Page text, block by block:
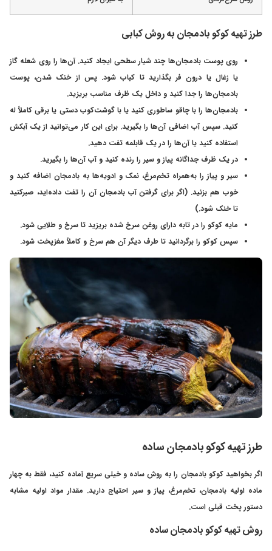
طرز تهیه کوکو بادمجان به روش کبابی
روی پوست بادمجان‌ها چند شیار سطحی ایجاد کنید. آن‌ها را روی شعله گاز
یا زغال یا درون فر بگذارید تا کباب شود. پس از خنک شدن، پوست
بادمجان‌ها را جدا کنید و داخل یک ظرف مناسب بریزید.
بادمجان‌ها را با چاقو ساطوری کنید یا با گوشت‌کوب دستی یا برقی کاملاً له
کنید. سپس آب اضافی آن‌ها را بگیرید. برای این کار می‌توانید از یک آبکش
استفاده کنید یا آن‌ها را در یک قابلمه تفت دهید.
در یک ظرف جداگانه پیاز و سیر را رنده کنید و آب آن‌ها را بگیرید.
سیر و پیاز را به‌همراه تخم‌مرغ، نمک و ادویه‌ها به بادمجان اضافه کنید و
خوب هم بزنید. (اگر برای گرفتن آب بادمجان آن را تفت داده‌اید، صبرکنید
تا خنک شود.)
مایه کوکو را در تابه دارای روغن سرخ شده بریزید تا سرخ و طلایی شود.
سپس کوکو را برگردانید تا طرف دیگر آن هم سرخ و کاملاً مغزپخت شود.
طرز تهیه کوکو بادمجان ساده
اگر بخواهید کوکو بادمجان را به روش ساده و خیلی سریع آماده کنید، فقط به چهار
ماده اولیه بادمجان، تخم‌مرغ، پیاز و سیر احتیاج دارید. مقدار مواد اولیه مشابه
دستور پخت قبلی است.
روش تهیه کوکو بادمجان ساده